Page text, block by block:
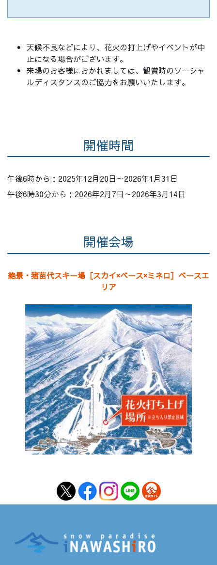
天候不良などにより、花火の打上げやイベントが中
止になる場合がございます。
来場のお客様におかれましては、観賞時のソーシャ
ルディスタンスのご協力をお願いいたします。
開催時間
午後6時から：2025年12月20日～2026年1月31日
午後6時30分から：2026年2月7日～2026年3月14日
開催会場
絶景・猪苗代スキー場［スカイ×ベース×ミネロ］ベースエ
リア